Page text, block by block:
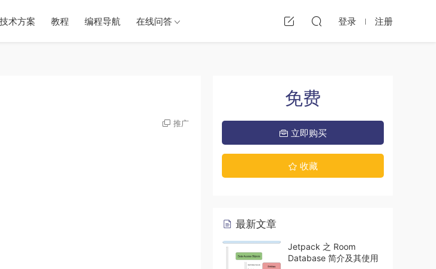
技术方案 教程 编程导航 在线问答 登录 注册
推广
免费
立即购买
收藏
最新文章
Jetpack 之 Room
Database 简介及其使用